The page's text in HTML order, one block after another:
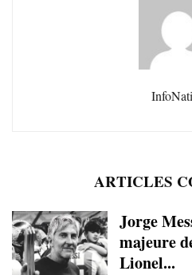
ARTICLES
Jorge
majeure
Lionel...